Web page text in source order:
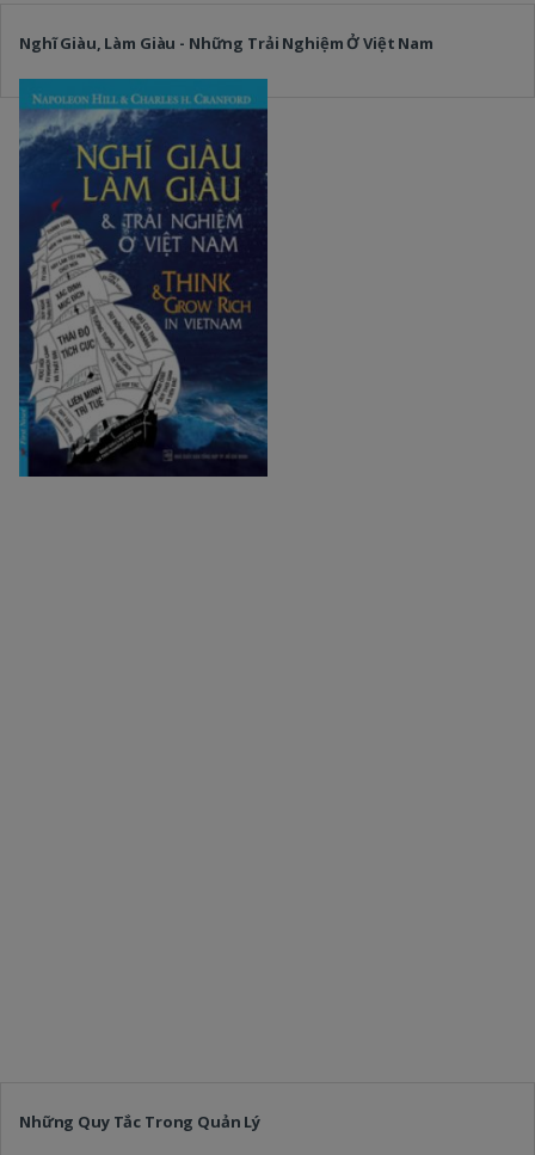
Nghĩ Giàu, Làm Giàu - Những Trải Nghiệm Ở Việt Nam
Những Quy Tắc Trong Quản Lý